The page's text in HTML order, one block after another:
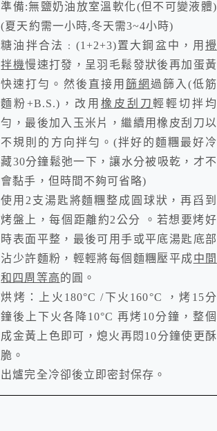
準備:無鹽奶油放室溫軟化(但不可變液體)
(夏天約需一小時,冬天需3~4小時)
糖油拌合法﹕ (1+2+3)置大鋼盆中，用 攪
拌機慢速打發，呈羽毛鬆發狀後再加蛋黃
快速打勻。然後直接用 篩網 過篩入 (低筋
麵粉+B.S.) ，改用 橡皮刮刀輕輕切拌均
勻，最後加入玉米片，繼續用橡皮刮刀以
不規則的方向拌勻。 (拌好的麵糰最好冷
藏30分鐘鬆弛一下，讓水分被吸乾，才不
會黏手，但時間不夠可省略)
使用 2 支湯匙將麵糰整成圓球狀，再舀到
烤盤上，每個距離約2公分 。若想要烤好
時表面平整，最後可用手或平底湯匙底部
沾少許麵粉，輕輕將每個麵糰壓平成中間
和四周等高的圓。
烘烤：上火 180°C /下火 160°C ，烤 15分
鐘後上下火各降10°C 再烤10分鐘，整個
成金黃上色即可，熄火再悶 10分鐘使更酥
脆。
出爐完全冷卻後立即密封保存。